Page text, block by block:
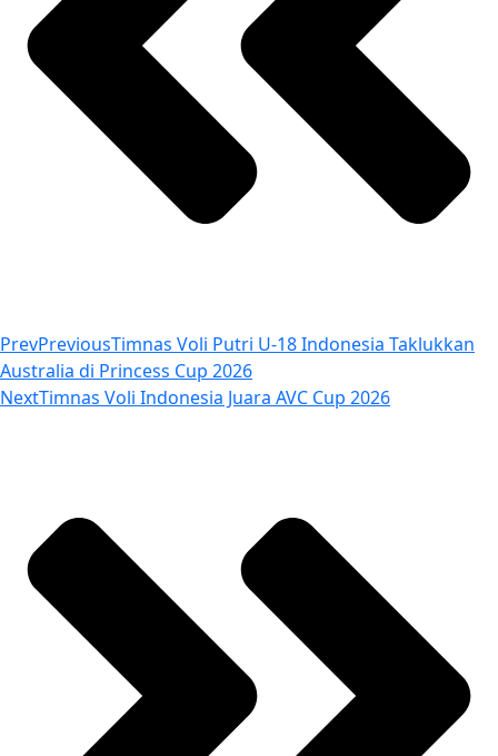
PrevPreviousTimnas Voli Putri U-18 Indonesia Taklukkan
Australia di Princess Cup 2026
NextTimnas Voli Indonesia Juara AVC Cup 2026